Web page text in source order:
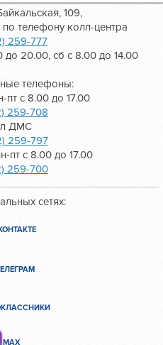
109,
телефону колл-центра
259-777
20.00, сб с 8.00 до 14.00
телефоны:
пт с 8.00 до 17.00
259-708
ДМС
259-797
с 8.00 до 17.00
259-700
сетях:
МАХ